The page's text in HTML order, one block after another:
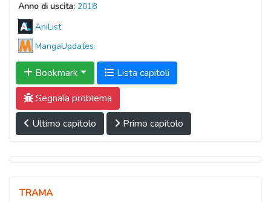
Anno di uscita: 2018
AniList
MangaUpdates
Bookmark
Lista capitoli
Segnala problema
Ultimo capitolo
Primo capitolo
TRAMA